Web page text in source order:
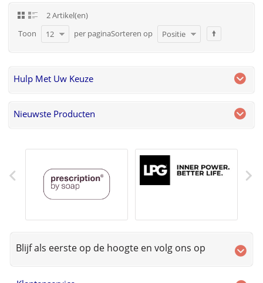
2 Artikel(en)
Toon
12 per paginaSorteren op Positie
Hulp Met Uw Keuze
Nieuwste Producten
Blijf als eerste op de hoogte en volg ons op